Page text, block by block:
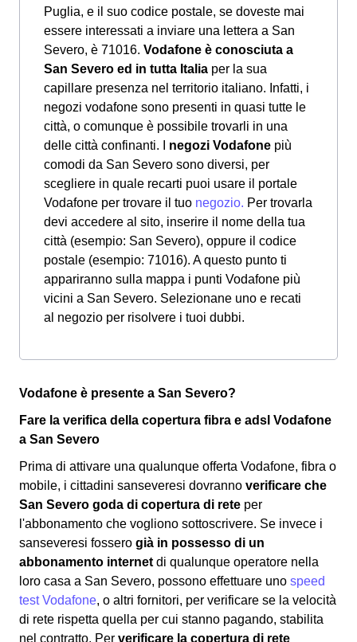
Puglia, e il suo codice postale, se doveste mai
essere interessati a inviare una lettera a San
Severo, è 71016. Vodafone è conosciuta a
San Severo ed in tutta Italia per la sua
capillare presenza nel territorio italiano. Infatti, i
negozi vodafone sono presenti in quasi tutte le
città, o comunque è possibile trovarli in una
delle città confinanti. I negozi Vodafone più
comodi da San Severo sono diversi, per
scegliere in quale recarti puoi usare il portale
Vodafone per trovare il tuo negozio. Per trovarla
devi accedere al sito, inserire il nome della tua
città (esempio: San Severo), oppure il codice
postale (esempio: 71016). A questo punto ti
appariranno sulla mappa i punti Vodafone più
vicini a San Severo. Selezionane uno e recati
al negozio per risolvere i tuoi dubbi.
Vodafone è presente a San Severo?
Fare la verifica della copertura fibra e adsl Vodafone
a San Severo
Prima di attivare una qualunque offerta Vodafone, fibra o
mobile, i cittadini sanseveresi dovranno verificare che
San Severo goda di copertura di rete per
l'abbonamento che vogliono sottoscrivere. Se invece i
sanseveresi fossero già in possesso di un
abbonamento internet di qualunque operatore nella
loro casa a San Severo, possono effettuare uno speed
test Vodafone, o altri fornitori, per verificare se la velocità
di rete rispetta quella per cui stanno pagando, stabilita
nel contratto. Per verificare la copertura di rete